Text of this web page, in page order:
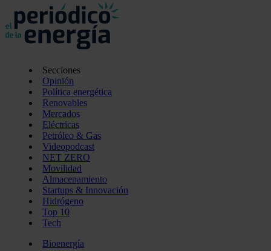
Secciones
Opinión
Política energética
Renovables
Mercados
Eléctricas
Petróleo & Gas
Videopodcast
NET ZERO
Movilidad
Almacenamiento
Startups & Innovación
Hidrógeno
Top 10
Tech
Bioenergía